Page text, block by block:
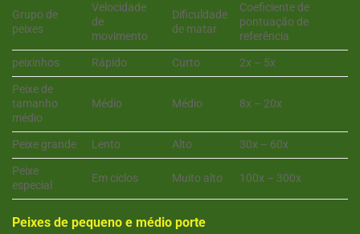
Grupo de
peixes
Velocidade
de
movimento
Dificuldade
de matar
Coeficiente de
pontuação de
referência
peixinhos
Rápido Curto
2x – 5x
Peixe de
tamanho
médio
Médio Médio 8x – 20x
Peixe grande Lento Alto
30x – 60x
Peixe
especial
Em ciclos Muito alto 100x – 300x
Peixes de pequeno e médio porte